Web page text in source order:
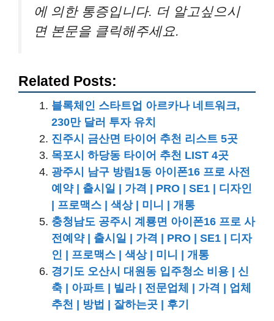
에 의한 통증입니다. 더 알고싶으시
면 본문을 클릭해주세요.
Related Posts:
블록체인 스타트업 아르카나 네트워크,
230만 달러 투자 유치
진주시 금산면 타이어 추천 리스트 5곳
목포시 하당동 타이어 추천 LIST 4곳
광주시 남구 방림1동 아이폰16 프로 사전
예약 | 출시일 | 가격 | PRO | SE1 | 디자인
| 프로맥스 | 색상 | 미니 | 개통
충청남도 공주시 계룡면 아이폰16 프로 사
전예약 | 출시일 | 가격 | PRO | SE1 | 디자
인 | 프로맥스 | 색상 | 미니 | 개통
경기도 오산시 대원동 입주청소 비용 | 신
축 | 아파트 | 빌라 | 전문업체 | 가격 | 업체
추천 | 방법 | 잘하는곳 | 후기